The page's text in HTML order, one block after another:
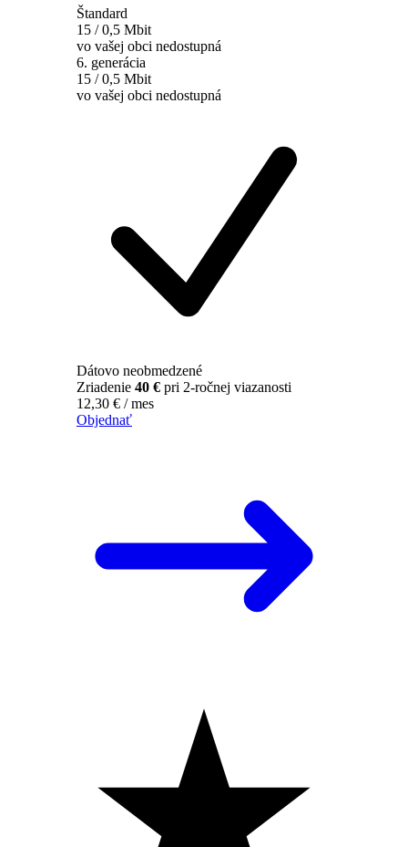
Štandard
15 / 0,5 Mbit
vo vašej obci nedostupná
6. generácia
15 / 0,5 Mbit
vo vašej obci nedostupná
Dátovo neobmedzené
Zriadenie 40 € pri 2-ročnej viazanosti
12,30 € / mes
Objednať